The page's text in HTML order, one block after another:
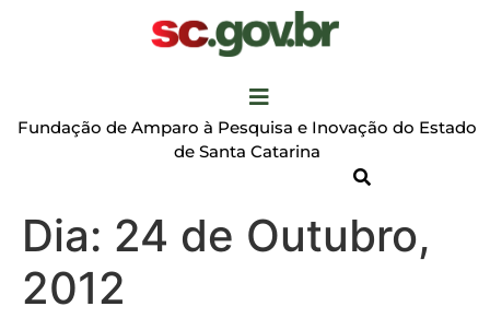
Fundação de Amparo à Pesquisa e Inovação do Estado
de Santa Catarina
Dia: 24 de Outubro,
2012